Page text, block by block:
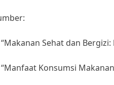
“Makanan Sehat dan
Konsumsi